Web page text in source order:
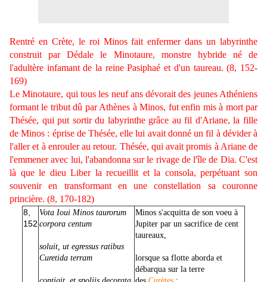
Rentré en Crète, le roi Minos fait enfermer dans un labyrinthe
construit par Dédale le Minotaure, monstre hybride né de
l'adultère infamant de la reine Pasiphaé et d'un taureau. (8, 152-
169)
Le Minotaure, qui tous les neuf ans dévorait des jeunes Athéniens
formant le tribut dû par Athènes à Minos, fut enfin mis à mort par
Thésée, qui put sortir du labyrinthe grâce au fil d'Ariane, la fille
de Minos : éprise de Thésée, elle lui avait donné un fil à dévider à
l'aller et à enrouler au retour. Thésée, qui avait promis à Ariane de
l'emmener avec lui, l'abandonna sur le rivage de l'île de Dia. C'est
là que le dieu Liber la recueillit et la consola, perpétuant son
souvenir en transformant en une constellation sa couronne
princière. (8, 170-182)
8,
152
Vota Ioui Minos taurorum
corpora centum
soluit, ut egressus ratibus
Curetida terram
Minos s'acquitta de son voeu à
Jupiter par un sacrifice de cent
taureaux,
lorsque sa flotte aborda et
débarqua sur la terre